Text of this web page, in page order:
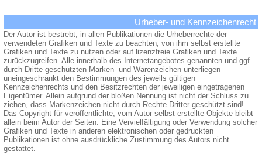
Urheber- und Kennzeichenrecht
Der Autor ist bestrebt, in allen Publikationen die Urheberrechte der
verwendeten Grafiken und Texte zu beachten, von ihm selbst erstellte
Grafiken und Texte zu nutzen oder auf lizenzfreie Grafiken und Texte
zurückzugreifen. Alle innerhalb des Internetangebotes genannten und ggf.
durch Dritte geschützten Marken- und Warenzeichen unterliegen
uneingeschränkt den Bestimmungen des jeweils gültigen
Kennzeichenrechts und den Besitzrechten der jeweiligen eingetragenen
Eigentümer. Allein aufgrund der bloßen Nennung ist nicht der Schluss zu
ziehen, dass Markenzeichen nicht durch Rechte Dritter geschützt sind!
Das Copyright für veröffentlichte, vom Autor selbst erstellte Objekte bleibt
allein beim Autor der Seiten. Eine Vervielfältigung oder Verwendung solcher
Grafiken und Texte in anderen elektronischen oder gedruckten
Publikationen ist ohne ausdrückliche Zustimmung des Autors nicht
gestattet.